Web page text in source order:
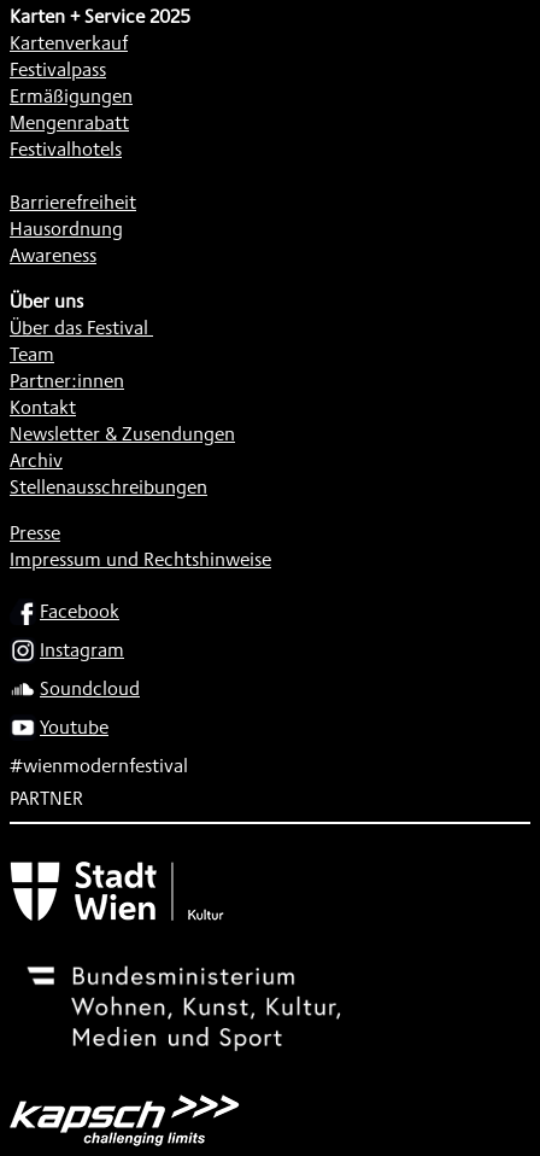
Karten + Service 2025
Kartenverkauf
Festivalpass
Ermäßigungen
Mengenrabatt
Festivalhotels
Barrierefreiheit
Hausordnung
Awareness
Über uns
Über das Festival
Team
Partner:innen
Kontakt
Newsletter & Zusendungen
Archiv
Stellenausschreibungen
Presse
Impressum und Rechtshinweise
SOCIALFacebook
Instagram
Soundcloud
Youtube
#wienmodernfestival
PARTNER
Subventionsgeber